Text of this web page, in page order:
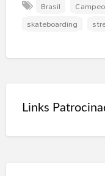
Brasil
skateboarding
Links